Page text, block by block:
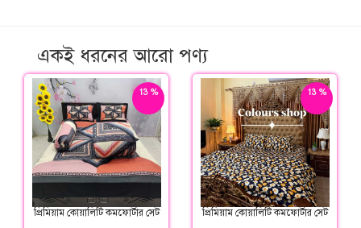
একই ধরনের আরো পণ্য
13 %
প্রিমিয়াম কোয়ালিটি কমফোর্টার সেট
13 %
প্রিমিয়াম কোয়ালিটি কমফোর্টার সেট